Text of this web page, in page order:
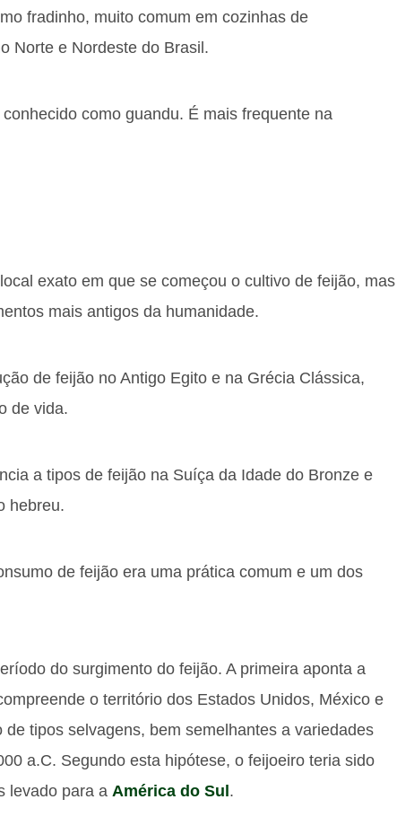
fradinho, muito comum em cozinhas de
Norte e Nordeste do Brasil.
como guandu. É mais frequente na
exato em que se começou o cultivo de feijão, mas
mais antigos da humanidade.
de feijão no Antigo Egito e na Grécia Clássica,
de vida.
a tipos de feijão na Suíça da Idade do Bronze e
hebreu.
de feijão era uma prática comum e um dos
do surgimento do feijão. A primeira aponta a
o território dos Estados Unidos, México e
tipos selvagens, bem semelhantes a variedades
a.C. Segundo esta hipótese, o feijoeiro teria sido
levado para a América do Sul .